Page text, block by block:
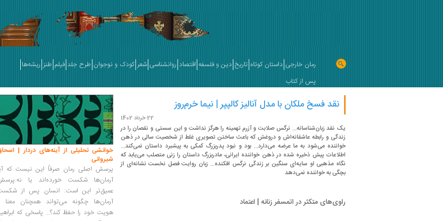
رمان خارجی داستان کوتاه تاریخ دین و فلسفه اقتصاد روانشناسی شعر کودک و نوجوان طرح جلد فیلم طنز ریشه‌ها
پس از کتاب
نقد فسخ ملکان با مدل آنالیز کالپپر | نیما خرم‌روز
22 خرداد 1402
یک نقد زبان‌شناسانه... نرگس صلابت و آزرم تهمینه را هرگز نداشت و این سستی و نقصان را در
زندگی و رابطه عاشقانه‌اش و دروغش که باعث ساختن تصویری غلط از شخصیت سالی در ذهن
خواننده می‌شود به ما عرضه می‌دارد... بود و نبود پدربزرگ کمکی به پیشبرد داستان نمی‌کند...
اطلاعات پیش ذخیره شده در ذهن خواننده ایرانی، مادربزرگ داستان را زنی متصلب می‌یابد که
نگاه مذهبی او سایه‌ای سنگین بر زندگی نرگس افکنده... زبان روایت فصل نخست نشانه‌ای از
بچگی به خواننده نمی‌دهد
راوی‌های متکثر در اتمسفر زنانه | اعتماد
خوانشی تحلیلی از آینه‌های دردار |
شیروانی
پرسش اصلی رمان صرفاً این نیست که
آرمان‌ها شکست خورده‌اند یا
عمیق‌تر این است: انسان پس از
آرمان‌ها چگونه می‌تواند همچنان معنا
هویت خود را حفظ کند؟... پاسخی که